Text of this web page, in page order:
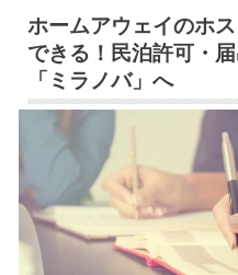
ホームアウェイのホ
できる！民泊許可・
「ミラノバ」へ